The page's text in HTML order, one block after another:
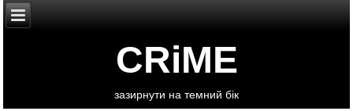
CRiME
зазирнути на темний бік